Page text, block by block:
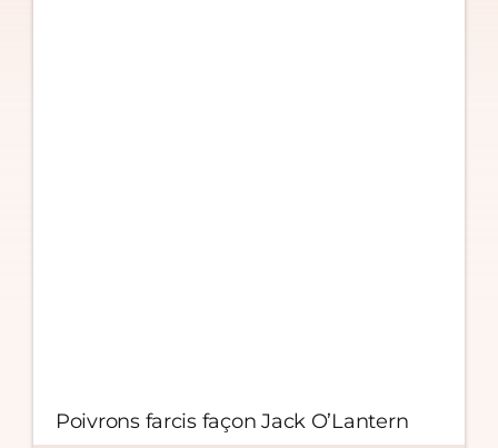
Poivrons farcis façon Jack O’Lantern